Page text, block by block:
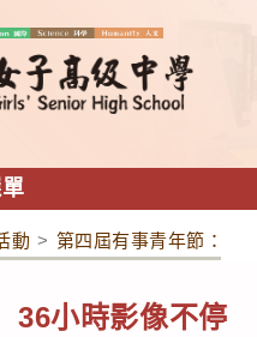
動 > 第四屆有事青年節： 36
36小時影像不停